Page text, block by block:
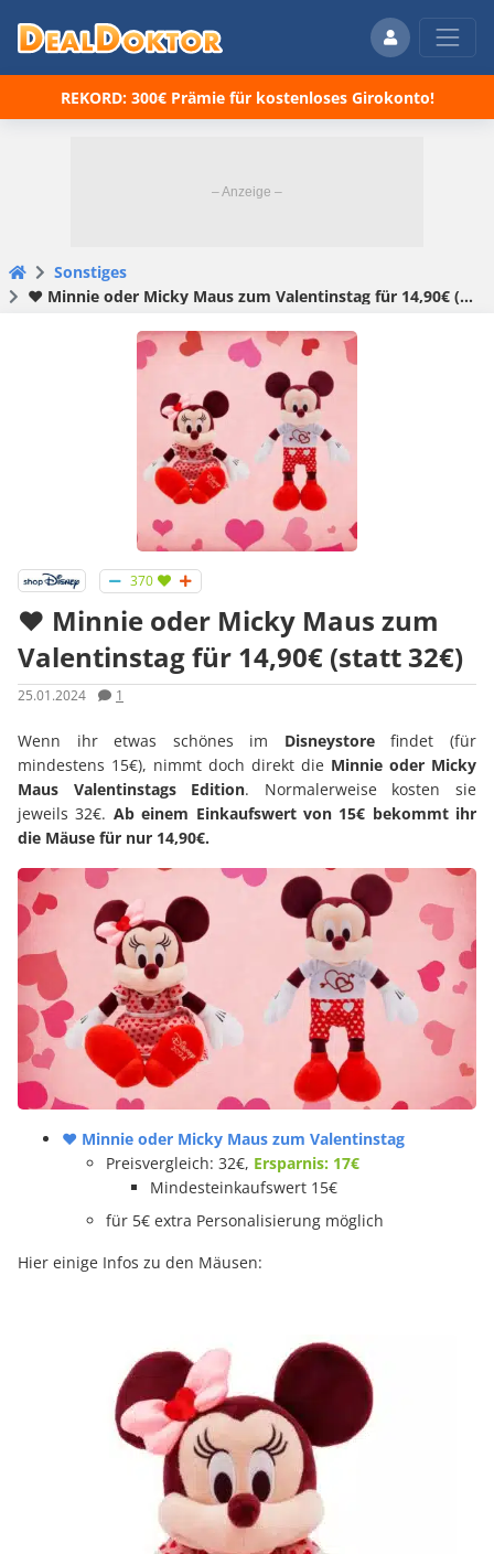
REKORD: 300€ Prämie für kostenloses Girokonto!
Sonstiges
♥ Minnie oder Micky Maus zum Valentinstag für 14,90€ (statt 32€)
370
♥ Minnie oder Micky Maus zum
Valentinstag für 14,90€ (statt 32€)
25.01.2024 1
Wenn ihr etwas schönes im Disneystorefindet (für
mindestens 15€), nimmt doch direkt die Minnie oder Micky
Maus Valentinstags Edition. Normalerweise kosten sie
jeweils 32€. Ab einem Einkaufswert von 15€ bekommt ihr
die Mäuse für nur 14,90€.
♥ Minnie oder Micky Maus zum Valentinstag
Preisvergleich: 32€, Ersparnis: 17€
Mindesteinkaufswert 15€
für 5€ extra Personalisierung möglich
Hier einige Infos zu den Mäusen: